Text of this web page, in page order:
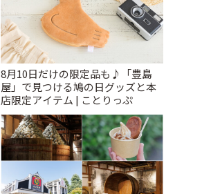
8月10日だけの限定品も♪「豊島
屋」で見つける鳩の日グッズと本
店限定アイテム | ことりっぷ